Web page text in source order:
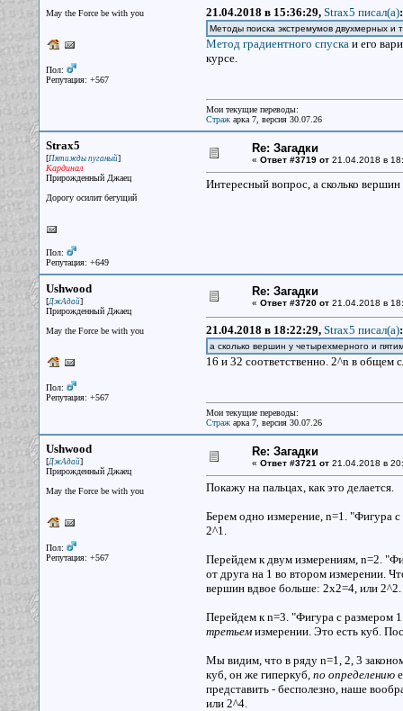
May the Force be with you
Пол:
Репутация: +567
21.04.2018 в 15:36:29, Strax5 писал(a):
Методы поиска экстремумов двухмерных
Метод градиентного спускаи его
курсе.
Мои текущие переводы:
Стражарка 7, версия 30.07.26
Strax5
[Пятижды пуганый]
Кардинал
Прирожденный Джаец
Дорогу осилит бегущий
Пол:
Репутация: +649
Re: Загадки
« Ответ #3719 от21.04.2018 в
Интересный вопрос, а сколько
Ushwood
[ДжАдай]
Прирожденный Джаец
May the Force be with you
Пол:
Репутация: +567
Re: Загадки
« Ответ #3720 от21.04.2018 в
21.04.2018 в 18:22:29, Strax5 писал(a):
а сколько вершин у четырехмерного и
16 и 32 соответственно. 2^n в общем
Мои текущие переводы:
Стражарка 7, версия 30.07.26
Ushwood
[ДжАдай]
Прирожденный Джаец
May the Force be with you
Пол:
Репутация: +567
Re: Загадки
« Ответ #3721 от21.04.2018 в
Покажу на пальцах, как это делается.
Берем одно измерение, n=1. "Фигура с
2^1.
Перейдем к двум измерениям, n=2.
от друга на 1 во втором измерении.
вершин вдвое больше: 2x2=4, или 2^2.
Перейдем к n=3. "Фигура с размером
третьемизмерении. Это есть куб.
Мы видим, что в ряду n=1, 2, 3
куб, он же гиперкуб, по определению
представить - бесполезно, наше
или 2^4.